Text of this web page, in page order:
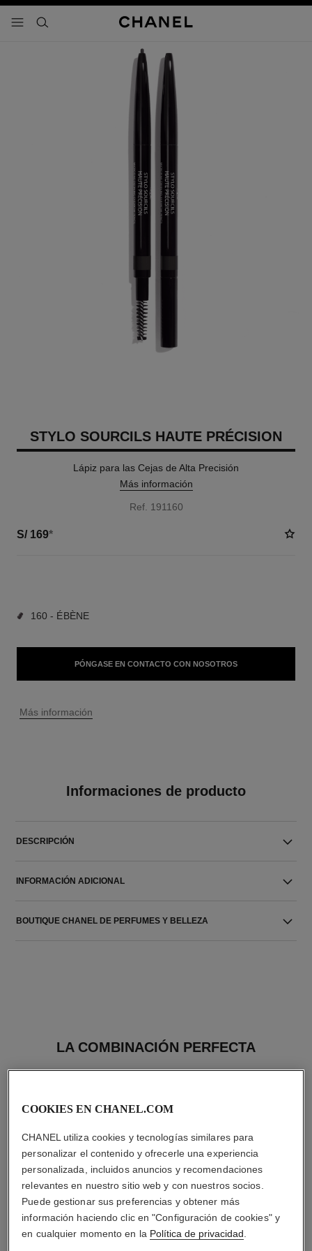
- navegación principal
buscar
STYLO SOURCILS HAUTE PRÉCISION
Lápiz para las Cejas de Alta Precisión
Más información
Ref. 191160
S/ 169*
160 - ÉBÈNE
PÓNGASE EN CONTACTO CON NOSOTROS
↩
Más información
Informaciones de producto
DESCRIPCIÓN
INFORMACIÓN ADICIONAL
BOUTIQUE CHANEL DE PERFUMES Y BELLEZA
LA COMBINACIÓN PERFECTA
COOKIES EN CHANEL.COM
CHANEL utiliza cookies y tecnologías similares para
personalizar el contenido y ofrecerle una experiencia
personalizada, incluidos anuncios y recomendaciones
relevantes en nuestro sitio web y con nuestros socios.
Puede gestionar sus preferencias y obtener más
información haciendo clic en "Configuración de cookies" y
en cualquier momento en la Política de privacidad